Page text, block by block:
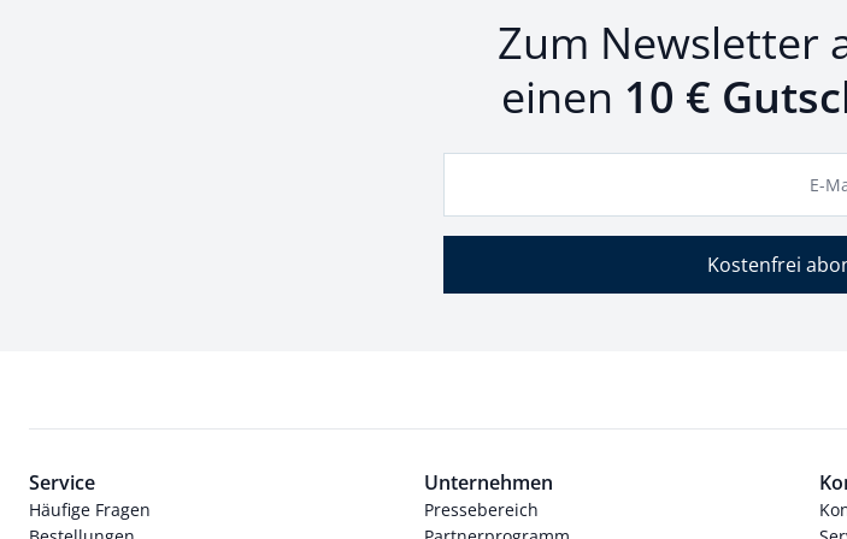
Zum Newsletter
einen 10 €
E-
Kostenfrei
Service
Häufige Fragen
Unternehmen
Pressebereich